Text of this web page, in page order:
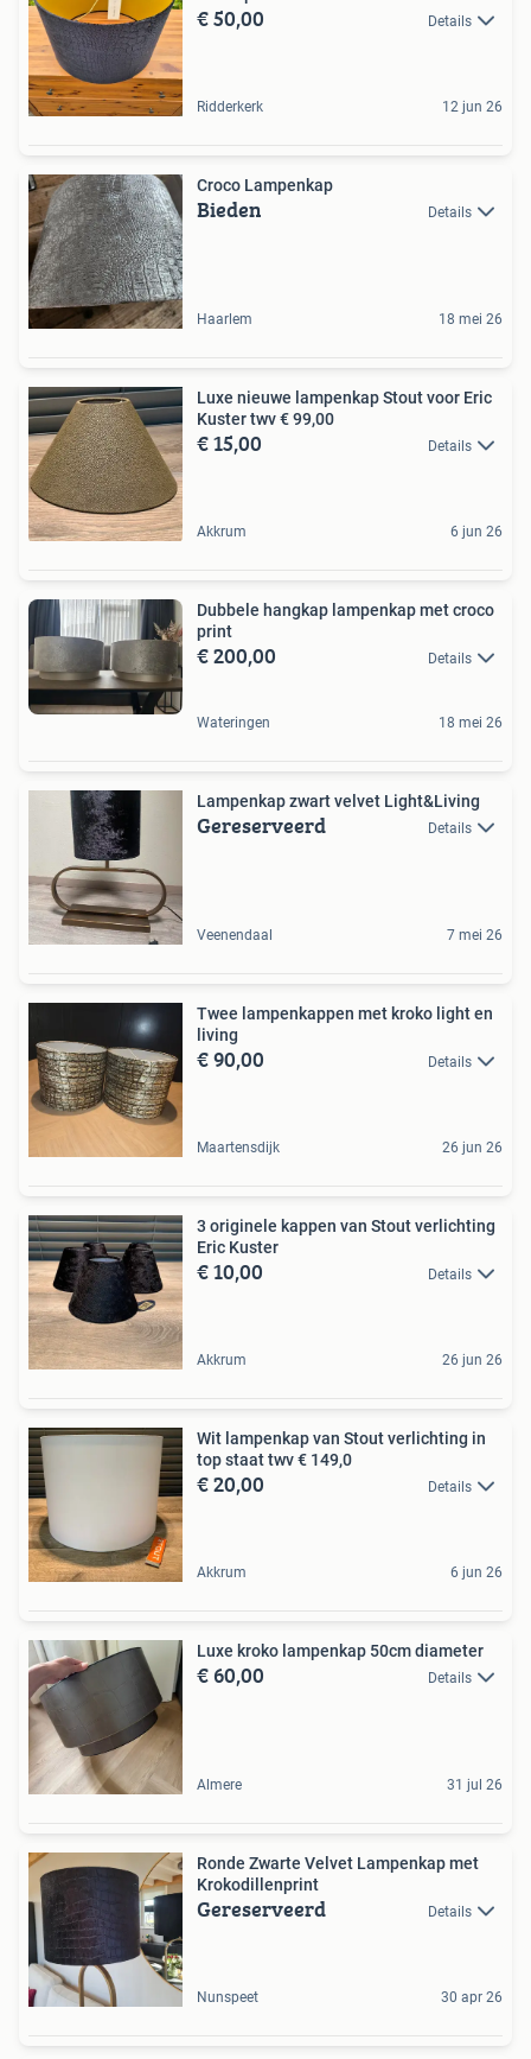
€ 50,00 Details
Ridderkerk 12 jun 26
Croco Lampenkap
Bieden Details
Haarlem 18 mei 26
Luxe nieuwe lampenkap Stout voor Eric
Kuster twv € 99,00
€ 15,00 Details
Akkrum 6 jun 26
Dubbele hangkap lampenkap met croco
print
€ 200,00 Details
Wateringen 18 mei 26
Lampenkap zwart velvet Light&Living
Gereserveerd Details
Veenendaal 7 mei 26
Twee lampenkappen met kroko light en
living
€ 90,00 Details
Maartensdijk 26 jun 26
3 originele kappen van Stout verlichting
Eric Kuster
€ 10,00 Details
Akkrum 26 jun 26
Wit lampenkap van Stout verlichting in
top staat twv € 149,0
€ 20,00 Details
Akkrum 6 jun 26
Luxe kroko lampenkap 50cm diameter
€ 60,00 Details
Almere 31 jul 26
Ronde Zwarte Velvet Lampenkap met
Krokodillenprint
Gereserveerd Details
Nunspeet 30 apr 26